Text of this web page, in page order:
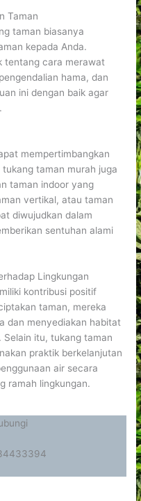
Taman
taman biasanya
kepada Anda.
tentang cara merawat
hama, dan
ini dengan baik agar
mempertimbangkan
taman murah juga
taman indoor yang
vertikal, atau taman
diwujudkan dalam
sentuhan alami
Lingkungan
kontribusi positif
taman, mereka
dan menyediakan habitat
Selain itu, tukang taman
praktik berkelanjutan
air secara
ramah lingkungan.